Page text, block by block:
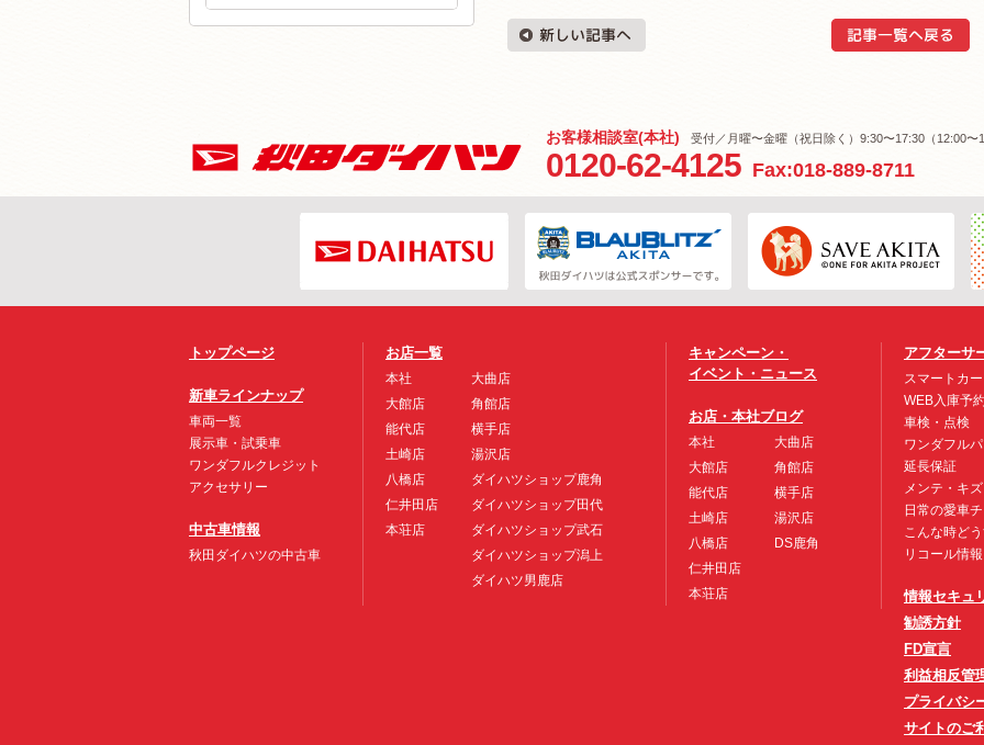
お客様相談室(本社) 受付／月曜〜金曜（祝日除く）9:30〜17:30（12:00〜
0120-62-4125 Fax:018-889-8711
トップページ
新車ラインナップ
車両一覧
展示車・試乗車
ワンダフルクレジット
アクセサリー
中古車情報
秋田ダイハツの中古車
お店一覧
本社
大館店
能代店
土崎店
八橋店
仁井田店
本荘店
大曲店
角館店
横手店
湯沢店
ダイハツショップ鹿角
ダイハツショップ田代
ダイハツショップ武石
ダイハツショップ潟上
ダイハツ男鹿店
キャンペーン・
イベント・ニュース
お店・本社ブログ
本社
大館店
能代店
土崎店
八橋店
仁井田店
本荘店
大曲店
角館店
横手店
湯沢店
DS鹿角
アフターサ
スマートカ
WEB入庫予
車検・点検
ワンダフル
延長保証
メンテ・キ
日常の愛車
こんな時ど
リコール情報
情報セキュ
勧誘方針
FD宣言
利益相反管
プライバシ
サイトのご